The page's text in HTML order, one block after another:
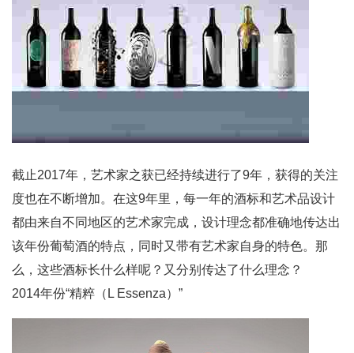
截止2017年，艺术家之获已经持续进行了9年，获得的关注
度也在不断增加。在这9年里，每一年的酒标和艺术品设计
都由来自不同地区的艺术家完成，设计理念都准确地传达出
该年份葡萄酒的特点，同时又带有艺术家自身的特色。那
么，这些酒标长什么样呢？又分别传达了什么理念？
2014年份“精粹（L Essenza）”